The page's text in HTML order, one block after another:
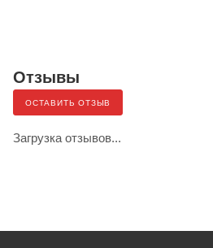
Отзывы
ОСТАВИТЬ ОТЗЫВ
Загрузка отзывов...